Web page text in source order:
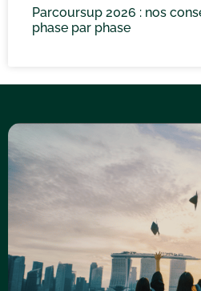
Parcoursup 2026 : nos
phase par phase